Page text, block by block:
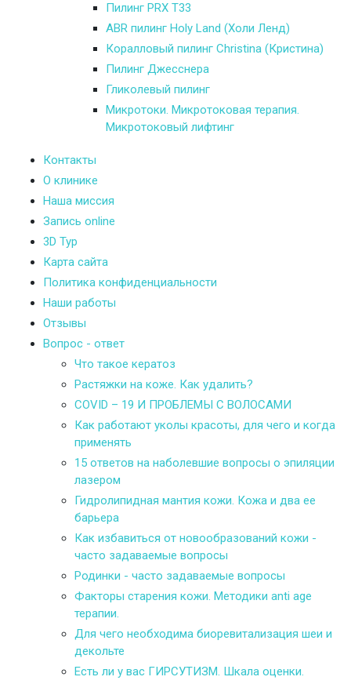
Пилинг PRX T33
ABR пилинг Holy Land (Холи Ленд)
Коралловый пилинг Christina (Кристина)
Пилинг Джесснера
Гликолевый пилинг
Микротоки. Микротоковая терапия.
Микротоковый лифтинг
Контакты
О клинике
Наша миссия
Запись online
3D Тур
Карта сайта
Политика конфиденциальности
Наши работы
Отзывы
Вопрос - ответ
Что такое кератоз
Растяжки на коже. Как удалить?
COVID – 19 И ПРОБЛЕМЫ С ВОЛОСАМИ
Как работают уколы красоты, для чего и когда
применять
15 ответов на наболевшие вопросы о эпиляции
лазером
Гидролипидная мантия кожи. Кожа и два ее
барьера
Как избавиться от новообразований кожи -
часто задаваемые вопросы
Родинки - часто задаваемые вопросы
Факторы старения кожи. Методики anti age
терапии.
Для чего необходима биоревитализация шеи и
декольте
Есть ли у вас ГИРСУТИЗМ. Шкала оценки.